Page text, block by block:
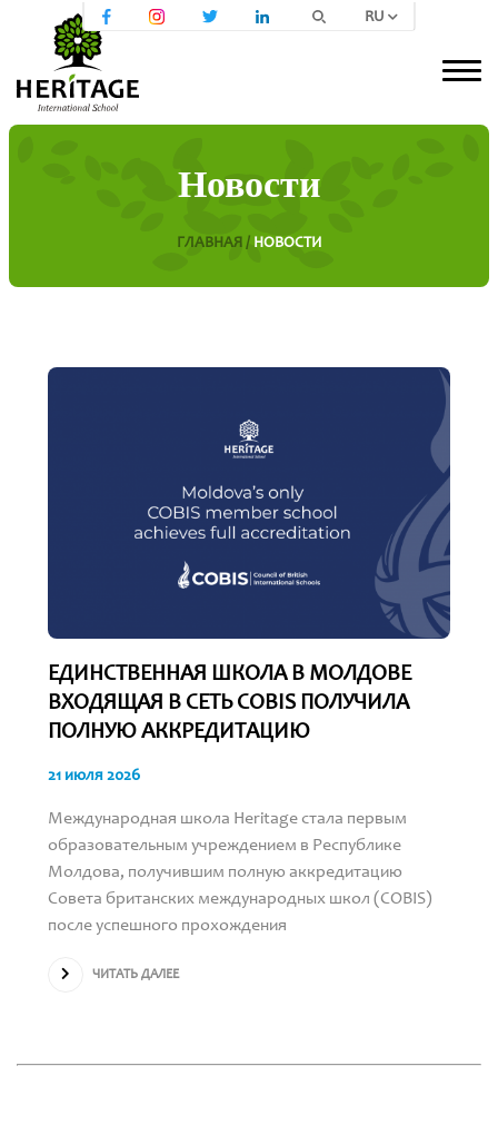
RU
Новости
ГЛАВНАЯ / НОВОСТИ
ЕДИНСТВЕННАЯ ШКОЛА В МОЛДОВЕ
ВХОДЯЩАЯ В СЕТЬ COBIS ПОЛУЧИЛА
ПОЛНУЮ АККРЕДИТАЦИЮ
21 июля 2026
Международная школа Heritage стала первым
образовательным учреждением в Республике
Молдова, получившим полную аккредитацию
Совета британских международных школ (COBIS)
после успешного прохождения
ЧИТАТЬ ДАЛЕЕ